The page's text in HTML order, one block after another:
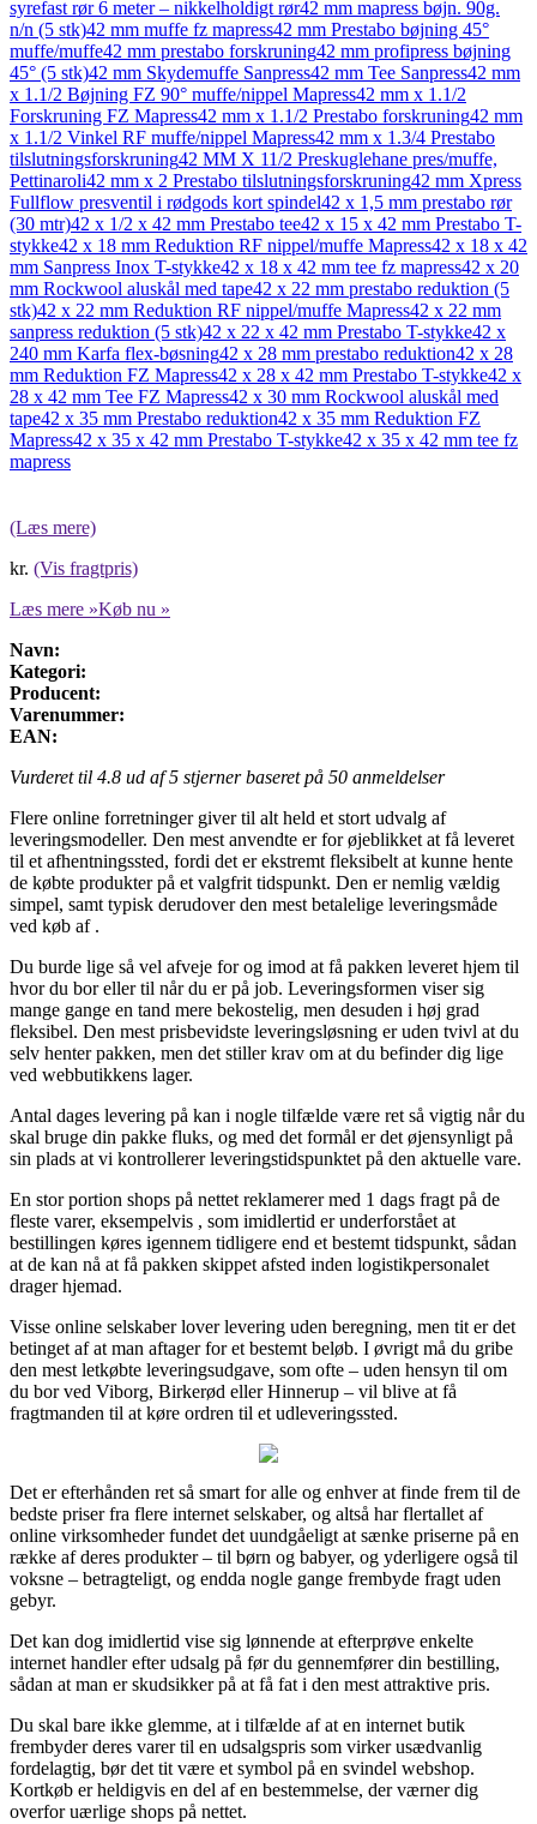
syrefast rør 6 meter – nikkelholdigt rør42 mm mapress bøjn. 90g.
n/n (5 stk)42 mm muffe fz mapress42 mm Prestabo bøjning 45°
muffe/muffe42 mm prestabo forskruning42 mm profipress bøjning
45° (5 stk)42 mm Skydemuffe Sanpress42 mm Tee Sanpress42 mm
x 1.1/2 Bøjning FZ 90° muffe/nippel Mapress42 mm x 1.1/2
Forskruning FZ Mapress42 mm x 1.1/2 Prestabo forskruning42 mm
x 1.1/2 Vinkel RF muffe/nippel Mapress42 mm x 1.3/4 Prestabo
tilslutningsforskruning42 MM X 11/2 Preskuglehane pres/muffe,
Pettinaroli42 mm x 2 Prestabo tilslutningsforskruning42 mm Xpress
Fullflow presventil i rødgods kort spindel42 x 1,5 mm prestabo rør
(30 mtr)42 x 1/2 x 42 mm Prestabo tee42 x 15 x 42 mm Prestabo T-
stykke42 x 18 mm Reduktion RF nippel/muffe Mapress42 x 18 x 42
mm Sanpress Inox T-stykke42 x 18 x 42 mm tee fz mapress42 x 20
mm Rockwool aluskål med tape42 x 22 mm prestabo reduktion (5
stk)42 x 22 mm Reduktion RF nippel/muffe Mapress42 x 22 mm
sanpress reduktion (5 stk)42 x 22 x 42 mm Prestabo T-stykke42 x
240 mm Karfa flex-bøsning42 x 28 mm prestabo reduktion42 x 28
mm Reduktion FZ Mapress42 x 28 x 42 mm Prestabo T-stykke42 x
28 x 42 mm Tee FZ Mapress42 x 30 mm Rockwool aluskål med
tape42 x 35 mm Prestabo reduktion42 x 35 mm Reduktion FZ
Mapress42 x 35 x 42 mm Prestabo T-stykke42 x 35 x 42 mm tee fz
mapress
(Læs mere)
kr. (Vis fragtpris)
Læs mere »Køb nu »
Navn:
Kategori:
Producent:
Varenummer:
EAN:
Vurderet til 4.8 ud af 5 stjerner baseret på 50 anmeldelser
Flere online forretninger giver til alt held et stort udvalg af
leveringsmodeller. Den mest anvendte er for øjeblikket at få leveret
til et afhentningssted, fordi det er ekstremt fleksibelt at kunne hente
de købte produkter på et valgfrit tidspunkt. Den er nemlig vældig
simpel, samt typisk derudover den mest betalelige leveringsmåde
ved køb af .
Du burde lige så vel afveje for og imod at få pakken leveret hjem til
hvor du bor eller til når du er på job. Leveringsformen viser sig
mange gange en tand mere bekostelig, men desuden i høj grad
fleksibel. Den mest prisbevidste leveringsløsning er uden tvivl at du
selv henter pakken, men det stiller krav om at du befinder dig lige
ved webbutikkens lager.
Antal dages levering på kan i nogle tilfælde være ret så vigtig når du
skal bruge din pakke fluks, og med det formål er det øjensynligt på
sin plads at vi kontrollerer leveringstidspunktet på den aktuelle vare.
En stor portion shops på nettet reklamerer med 1 dags fragt på de
fleste varer, eksempelvis , som imidlertid er underforstået at
bestillingen køres igennem tidligere end et bestemt tidspunkt, sådan
at de kan nå at få pakken skippet afsted inden logistikpersonalet
drager hjemad.
Visse online selskaber lover levering uden beregning, men tit er det
betinget af at man aftager for et bestemt beløb. I øvrigt må du gribe
den mest letkøbte leveringsudgave, som ofte – uden hensyn til om
du bor ved Viborg, Birkerød eller Hinnerup – vil blive at få
fragtmanden til at køre ordren til et udleveringssted.
Det er efterhånden ret så smart for alle og enhver at finde frem til de
bedste priser fra flere internet selskaber, og altså har flertallet af
online virksomheder fundet det uundgåeligt at sænke priserne på en
række af deres produkter – til børn og babyer, og yderligere også til
voksne – betragteligt, og endda nogle gange frembyde fragt uden
gebyr.
Det kan dog imidlertid vise sig lønnende at efterprøve enkelte
internet handler efter udsalg på før du gennemfører din bestilling,
sådan at man er skudsikker på at få fat i den mest attraktive pris.
Du skal bare ikke glemme, at i tilfælde af at en internet butik
frembyder deres varer til en udsalgspris som virker usædvanlig
fordelagtig, bør det tit være et symbol på en svindel webshop.
Kortkøb er heldigvis en del af en bestemmelse, der værner dig
overfor uærlige shops på nettet.